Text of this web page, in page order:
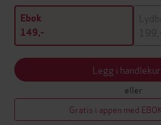
Ebok
149,-
Legg i
eller
Gratis i appen med